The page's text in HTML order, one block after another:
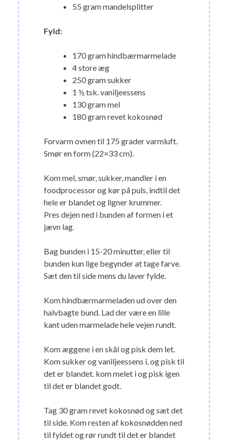
55 gram mandelsplitter
Fyld:
170 gram hindbærmarmelade
4 store æg
250 gram sukker
1 ½ tsk. vaniljeessens
130 gram mel
180 gram revet kokosnød
Forvarm ovnen til 175 grader varmluft.
Smør en form (22×33 cm).
Kom mel, smør, sukker, mandler i en
foodprocessor og kør på puls, indtil det
hele er blandet og ligner krummer.
Pres dejen ned i bunden af formen i et
jævn lag.
Bag bunden i 15-20 minutter, eller til
bunden kun lige begynder at tage farve.
Sæt den til side mens du laver fylde.
Kom hindbærmarmeladen ud over den
halvbagte bund. Lad der være en lille
kant uden marmelade hele vejen rundt.
Kom æggene i en skål og pisk dem let.
Kom sukker og vaniljeessens i, og pisk til
det er blandet. kom melet i og pisk igen
til det er blandet godt.
Tag 30 gram revet kokosnød og sæt det
til side. Kom resten af kokosnødden ned
til fyldet og rør rundt til det er blandet